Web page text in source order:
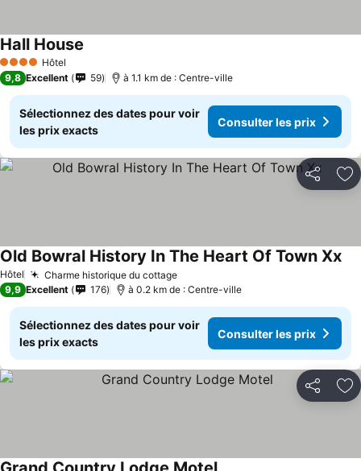
4 Étoiles Hôtel
Hall House
9,8 Excellent 59 à 1.1 km de : Centre-ville
Sélectionnez des dates pour voir
les prix exacts
Consulter les prix
Partager
Hôtel Charme historique du cottage
Old Bowral History In The Heart Of Town Xx
9,9 Excellent 176 à 0.2 km de : Centre-ville
Sélectionnez des dates pour voir
les prix exacts
Consulter les prix
Partager